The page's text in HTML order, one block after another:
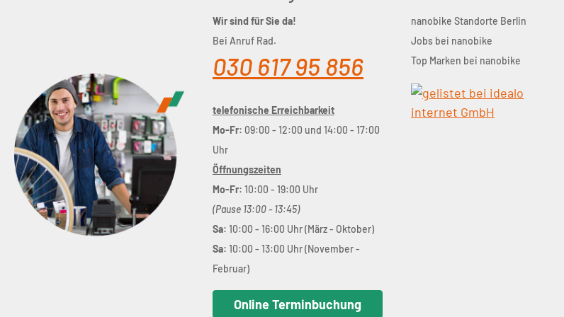
Wir sind für Sie da!
Bei Anruf Rad.
030 617 95 856
telefonische Erreichbarkeit
Mo-Fr: 09:00 - 12:00 und 14:00 - 17:00
Uhr
Öffnungszeiten
Mo-Fr: 10:00 - 19:00 Uhr
(Pause 13:00 - 13:45)
Sa: 10:00 - 16:00 Uhr (März - Oktober)
Sa: 10:00 - 13:00 Uhr (November -
Februar)
Online Terminbuchung
nanobike Standorte Berlin
Jobs bei nanobike
Top Marken bei nanobike